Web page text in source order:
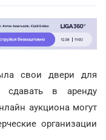
свои двери для
сдавать в аренду
аукциона могут
организации